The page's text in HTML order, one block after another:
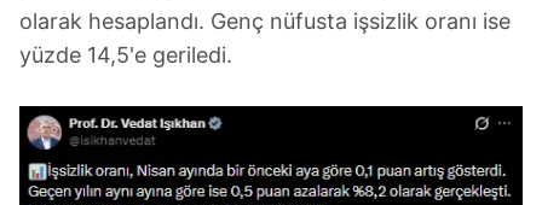
olarak hesaplandı. Genç nüfusta işsizlik oranı ise
yüzde 14,5'e geriledi.